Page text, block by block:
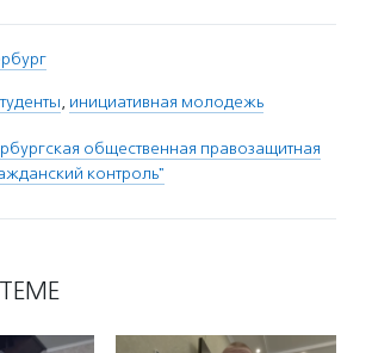
, инициативная молодежь
общественная правозащитная
контроль"